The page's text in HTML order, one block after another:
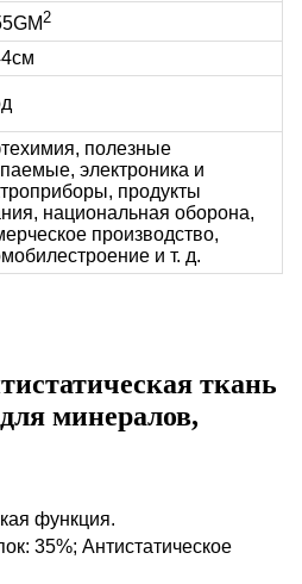
М2
полезные
электроника и
продукты
национальная оборона,
производство,
и т. д.
ткань
минералов,
функция.
35%; Антистатическое